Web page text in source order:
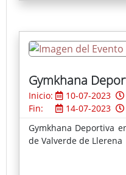
Gymkhana
Inicio: 10-07-2023
Fin:
14-07-2023
Gymkhana Deportiva
de Valverde de Llerena